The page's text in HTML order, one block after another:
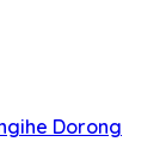
Dorong